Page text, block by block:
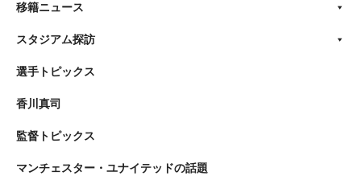
移籍ニュース
スタジアム探訪
選手トピックス
香川真司
監督トピックス
マンチェスター・ユナイテッドの話題